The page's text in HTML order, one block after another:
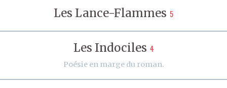
Les Lance-Flammes 5
Les Indociles 4
Poésie en marge du roman.